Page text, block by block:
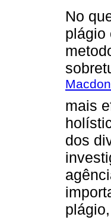
No
plágio
mais
dos